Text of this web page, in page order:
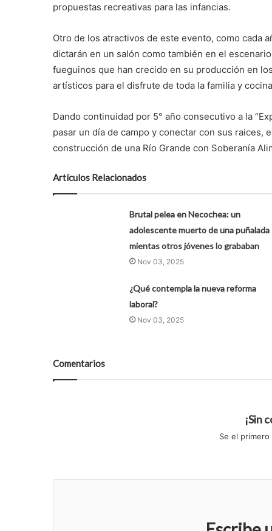
propuestas recreativas para las infancias.
Otro de los atractivos de este evento, como cada
dictarán en un salón como también en el
fueguinos que han crecido en su producción en
artísticos para el disfrute de toda la familia y
Dando continuidad por 5° año consecutivo a la
pasar un día de campo y conectar con sus raices,
construcción de una Río Grande con Soberanía
Artículos Relacionados
Brutal pelea en Necochea: un
adolescente muerto de una puñalada
mientas otros jóvenes lo grababan
Nov 03, 2025
¿Qué contempla la nueva reforma
laboral?
Nov 03, 2025
Comentarios
¡Sin
Se el